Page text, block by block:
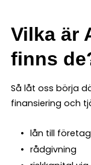
Vilka är
finns
Så låt oss börja
finansiering och
lån till
rådgivning